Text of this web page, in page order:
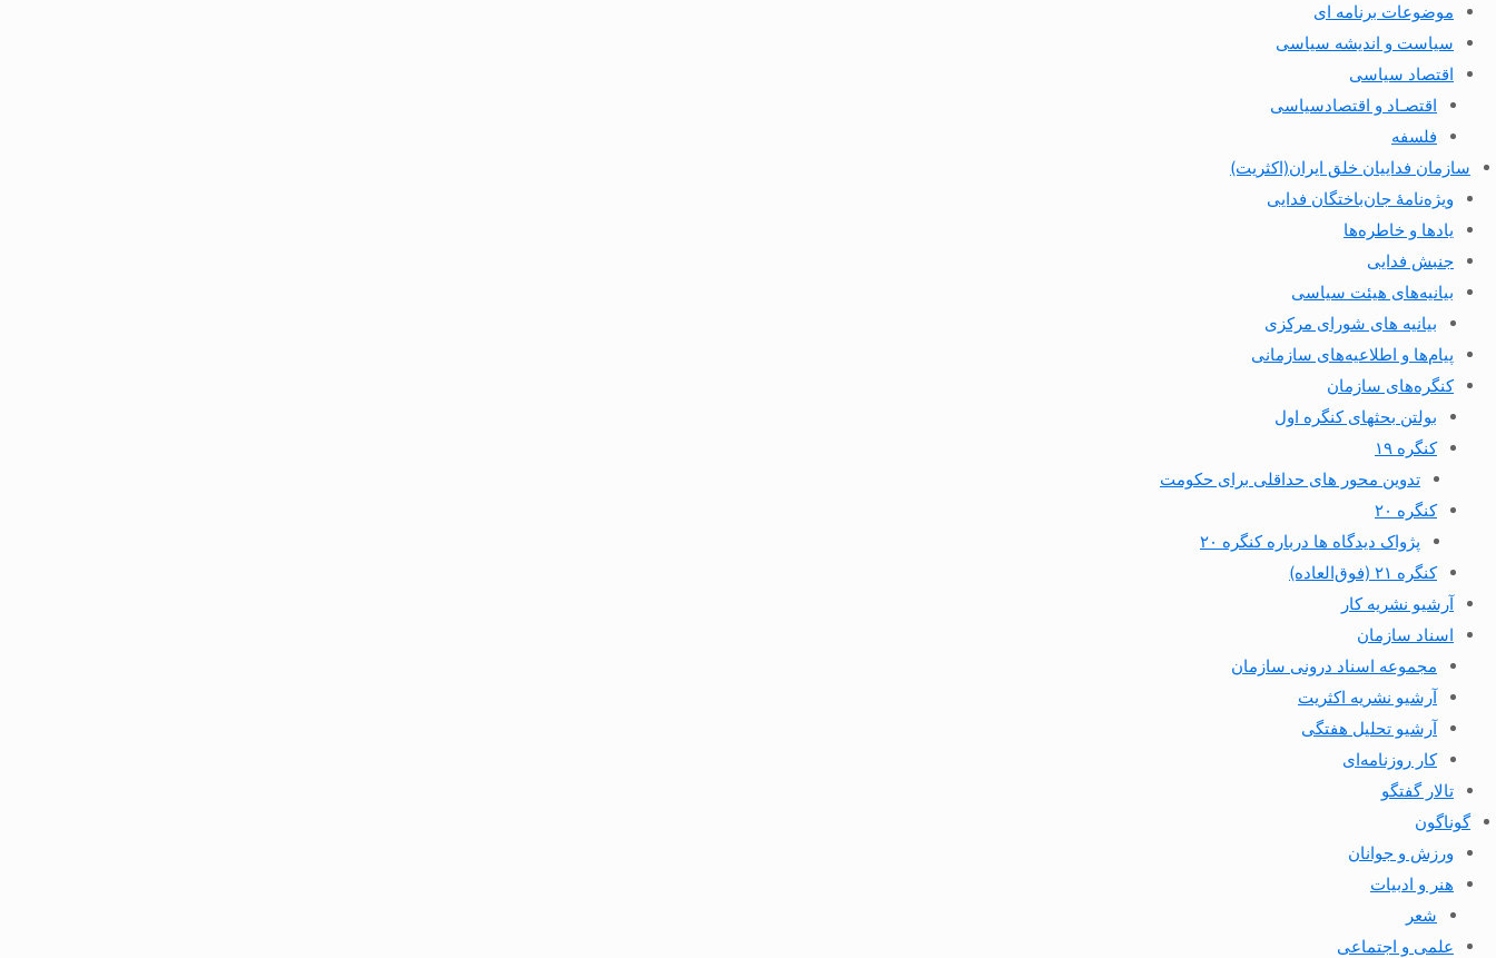
موضوعات برنامه ای
سیاست و اندیشه سیاسی
اقتصاد سیاسی
اقتصـاد و اقتصاد‌سیاسی
فلسفه
سازمان فداییان خلق ایران(اکثریت)
ویژه‌نامهٔ جان‌باختگان فدایی
یادها و خاطره‌ها
جنبش فدایی
بیانیه‌های هیئت سیاسی
بیانیه های شورای مرکزی
پیام‌ها و اطلاعیه‌های سازمانی
کنگره‌های سازمان
بولتن بحثهای کنگره اول
کنگره ۱۹
تدوین محور های حداقلی برای حکومت
کنگره ۲۰
پژواک دیدگاه ها درباره کنگره ۲۰
کنگره ۲۱ (فوق‌العاده)
آرشیو نشریه کار
اسناد سازمان
مجموعه اسناد درونی سازمان
آرشیو نشریه اکثریت
آرشیو تحلیل هفتگی
کار روزنامه‌ای
تالار گفتگو
گوناگون
ورزش و جوانان
هنر و ادبیات
شعر
علمی و اجتماعی